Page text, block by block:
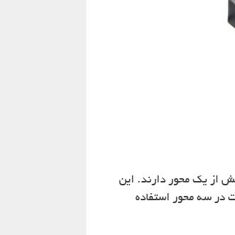
از یک محور دارند. این
در سه محور استفاده